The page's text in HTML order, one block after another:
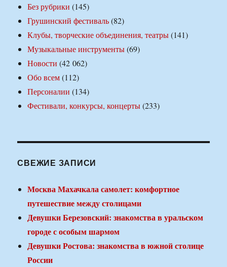
Без рубрики (145)
Грушинский фестиваль(82)
Клубы, творческие объединения, театры(141)
Музыкальные инструменты(69)
Новости (42 062)
Обо всем(112)
Персоналии (134)
Фестивали, конкурсы, концерты(233)
СВЕЖИЕ ЗАПИСИ
Москва Махачкала самолет: комфортное
путешествие между столицами
Девушки Березовский: знакомства в уральском
городе с особым шармом
Девушки Ростова: знакомства в южной столице
России